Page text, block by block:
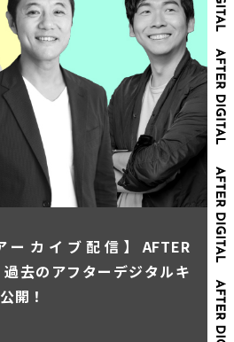
ーカイブ配信】AFTER
去のアフターデジタルキ
開！